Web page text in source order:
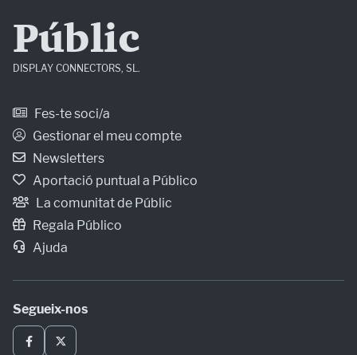
Públic
DISPLAY CONNECTORS, SL.
Fes-te soci/a
Gestionar el meu compte
Newsletters
Aportació puntual a Público
La comunitat de Públic
Regala Público
Ajuda
Segueix-nos